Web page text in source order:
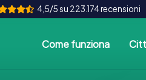
4,5/5 su 223.174 recensioni
Come funziona